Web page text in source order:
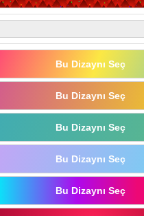
Bu Dizaynı Seç
Bu Dizaynı Seç
Bu Dizaynı Seç
Bu Dizaynı Seç
Bu Dizaynı Seç